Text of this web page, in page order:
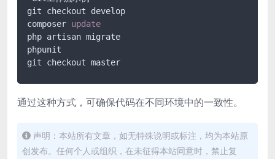
git checkout develop
composer update
php artisan migrate
phpunit
git checkout master
通过这种方式，可确保代码在不同环境中的一致性。
声明：本站所有文章，如无特殊说明或标注，均为本站原
创发布。任何个人或组织，在未征得本站同意时，禁止复